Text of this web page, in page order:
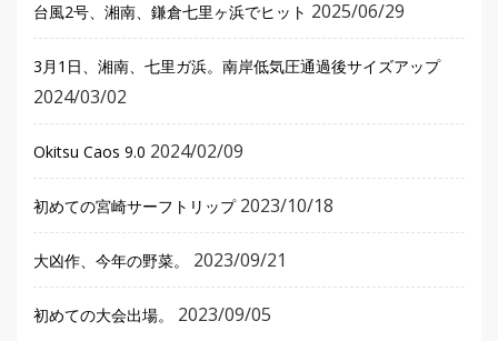
台風2号、湘南、鎌倉七里ヶ浜でヒット 2025/06/29
3月1日、湘南、七里ガ浜。南岸低気圧通過後サイズアップ
2024/03/02
Okitsu Caos 9.0 2024/02/09
初めての宮崎サーフトリップ 2023/10/18
大凶作、今年の野菜。 2023/09/21
初めての大会出場。 2023/09/05